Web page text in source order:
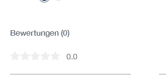
Bewertungen (0)
Durchschnittliche Bewertung von 0 von 5
0.0